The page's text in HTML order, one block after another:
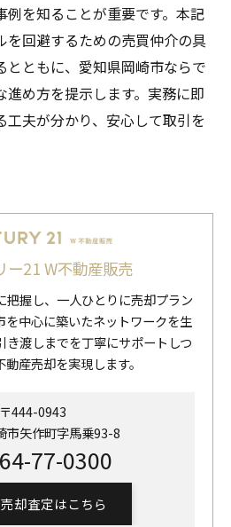
例を知ることが重要です。本記
を回避するための売買仲介の具
とともに、愛知県岡崎市ならで
進め方を提示します。実務に即
工夫が分かり、安心して取引を
ー21 W不動産販売
把握し、一人ひとりに売却プラン
を中心に築いたネットワークを生
き渡しまでを丁寧にサポートしつ
産売却を実現します。
〒444-0943
市矢作町字馬乗93-8
77-0300
却査定はこちら